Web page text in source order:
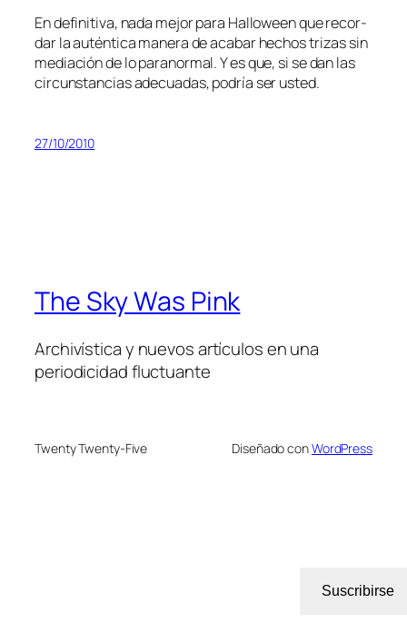
En de­fi­ni­ti­va, na­da me­jor pa­ra Halloween que re­cor­
dar la au­tén­ti­ca ma­ne­ra de aca­bar he­chos tri­zas sin
me­dia­ción de lo pa­ra­nor­mal. Y es que, si se dan las
cir­cuns­tan­cias ade­cua­das, po­dría ser usted.
27/10/2010
The Sky Was Pink
Archivística y nuevos artículos en una
periodicidad fluctuante
Twenty Twenty-Five Diseñado conWordPress
Suscribirse